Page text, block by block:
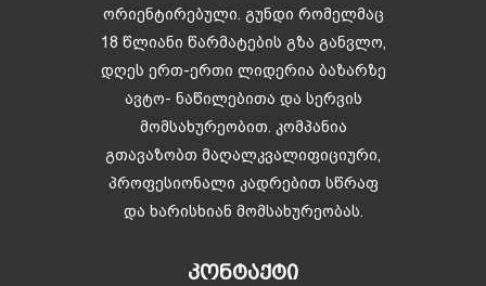
ორიენტირებული. გუნდი რომელმაც
18 წლიანი წარმატების გზა განვლო,
დღეს ერთ-ერთი ლიდერია ბაზარზე
ავტო- ნაწილებითა და სერვის
მომსახურეობით. კომპანია
გთავაზობთ მაღალკვალიფიციური,
პროფესიონალი კადრებით სწრაფ
და ხარისხიან მომსახურეობას.
ᲙᲝᲜᲢᲐᲥᲢᲘ